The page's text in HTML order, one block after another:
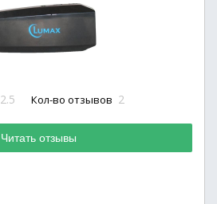
2.5 Кол-во отзывов 2
Читать отзывы